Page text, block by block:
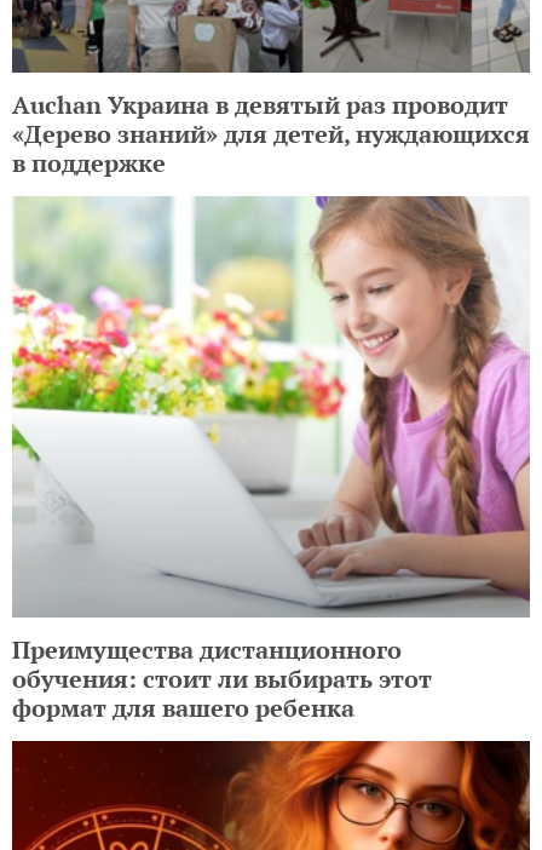
Auchan Украина в девятый раз проводит
«Дерево знаний» для детей, нуждающихся
в поддержке
Преимущества дистанционного
обучения: стоит ли выбирать этот
формат для вашего ребенка